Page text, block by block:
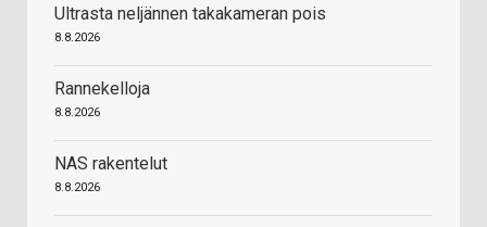
Ultrasta neljännen takakameran pois
8.8.2026
Rannekelloja
8.8.2026
NAS rakentelut
8.8.2026